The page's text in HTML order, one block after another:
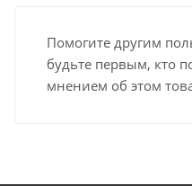
Помогите другим
будьте первым, кто
мнением об этом